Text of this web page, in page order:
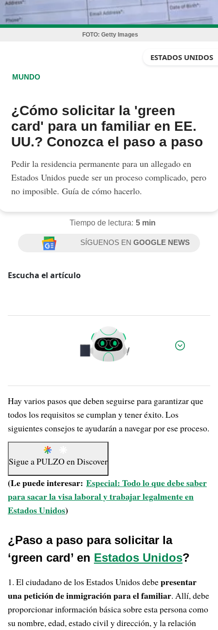
FOTO: Getty Images
ESTADOS UNIDOS
MUNDO
¿Cómo solicitar la 'green
card' para un familiar en EE.
UU.? Conozca el paso a paso
Pedir la residencia permanente para un allegado en
Estados Unidos puede ser un proceso complicado, pero
no imposible. Guía de cómo hacerlo.
Tiempo de lectura: 5 min
SÍGUENOS ENGOOGLE NEWS
Escucha el artículo
Por:
Hay varios pasos que deben seguirse para garantizar que
todos los requisitos se cumplan y tener éxito. Los
siguientes consejos te ayudarán a navegar por ese proceso.
Sigue aPULZO enDiscover
(Le puede interesar: Especial: Todo lo que debe saber
para sacar la visa laboral y trabajar legalmente en
Estados Unidos)
¿Paso a paso para solicitar la
‘green card’ en Estados Unidos?
El ciudadano de los Estados Unidos debepresentar
una petición de inmigración para el familiar. Allí, debe
proporcionar información básica sobre esta persona como
su nombre, edad, estado civil y dirección, y la relación